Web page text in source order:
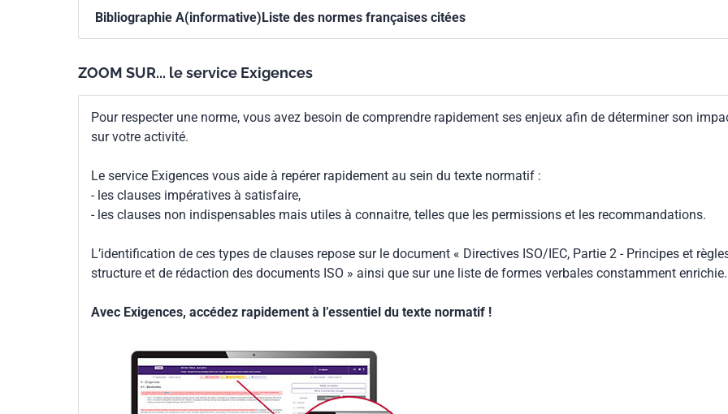
Bibliographie A(informative)Liste des normes françaises citées
ZOOM SUR... le service Exigences
Pour respecter une norme, vous avez besoin de comprendre rapidement ses enjeux afin de déterminer son
sur votre activité.
Le service Exigences vous aide à repérer rapidement au sein du texte normatif :
- les clauses impératives à satisfaire,
- les clauses non indispensables mais utiles à connaitre, telles que les permissions et les recommandations.
L’identification de ces types de clauses repose sur le document « Directives ISO/IEC, Partie 2 - Principes et
structure et de rédaction des documents ISO » ainsi que sur une liste de formes verbales constamment enrichie.
Avec Exigences, accédez rapidement à l’essentiel du texte normatif !